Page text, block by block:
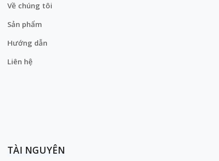
Về chúng tôi
Sản phẩm
Hướng dẫn
Liên hệ
TÀI NGUYÊN